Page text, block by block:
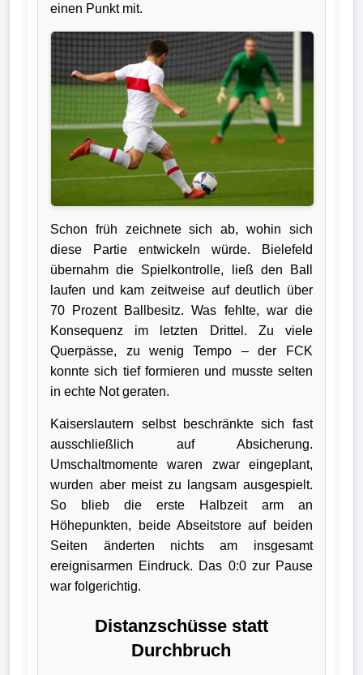
Sportnews
eSports
Tabelle
Bundesliga
Tabelle
Bundesliga
Ergebnisse
Fußballspieler
Vereine
einen Punkt mit.
Schon früh zeichnete sich ab, wohin sich
diese Partie entwickeln würde. Bielefeld
übernahm die Spielkontrolle, ließ den Ball
laufen und kam zeitweise auf deutlich über
70 Prozent Ballbesitz. Was fehlte, war die
Konsequenz im letzten Drittel. Zu viele
Querpässe, zu wenig Tempo – der FCK
konnte sich tief formieren und musste selten
in echte Not geraten.
Kaiserslautern selbst beschränkte sich fast
ausschließlich auf Absicherung.
Umschaltmomente waren zwar eingeplant,
wurden aber meist zu langsam ausgespielt.
So blieb die erste Halbzeit arm an
Höhepunkten, beide Abseitstore auf beiden
Seiten änderten nichts am insgesamt
ereignisarmen Eindruck. Das 0:0 zur Pause
war folgerichtig.
Distanzschüsse statt
Durchbruch